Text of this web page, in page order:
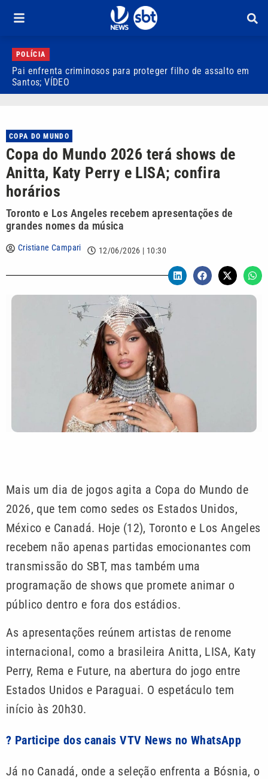
POLÍCIA
Pai enfrenta criminosos para proteger filho de assalto em
Santos; VÍDEO
COPA DO MUNDO
Copa do Mundo 2026 terá shows de
Anitta, Katy Perry e LISA; confira
horários
Toronto e Los Angeles recebem apresentações de
grandes nomes da música
Cristiane Campari 12/06/2026 | 10:30
Mais um dia de jogos agita a Copa do Mundo de
2026, que tem como sedes os Estados Unidos,
México e Canadá. Hoje (12), Toronto e Los Angeles
recebem não apenas partidas emocionantes com
transmissão do SBT, mas também uma
programação de shows que promete animar o
público dentro e fora dos estádios.
As apresentações reúnem artistas de renome
internacional, como a brasileira Anitta, LISA, Katy
Perry, Rema e Future, na abertura do jogo entre
Estados Unidos e Paraguai. O espetáculo tem
início às 20h30.
? Participe dos canais VTV News no WhatsApp
Já no Canadá, onde a seleção enfrenta a Bósnia, o